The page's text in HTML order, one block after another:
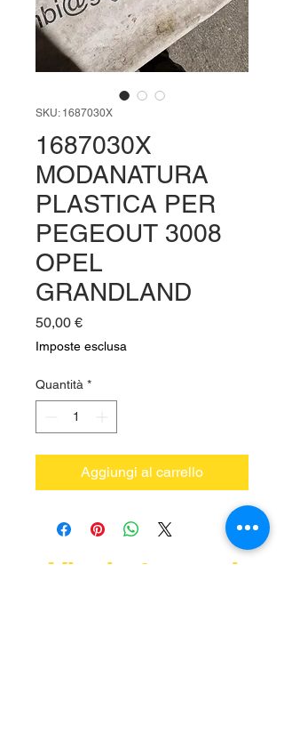
SKU: 1687030X
1687030X
MODANATURA
PLASTICA PER
PEGEOUT 3008
OPEL
GRANDLAND
50,00 €Prezzo
Imposte esclusa
Quantità *
Aggiungi al carrello
Vieni a trovarci